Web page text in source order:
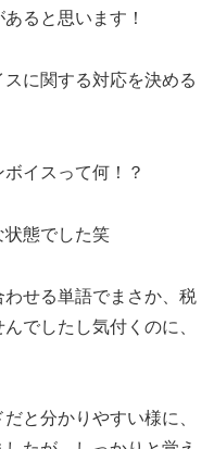
ると思います！
に関する対応を決める
イスって何！？
状態でした笑
せる単語でまさか、税
でしたし気付くのに、
と分かりやすい様に、